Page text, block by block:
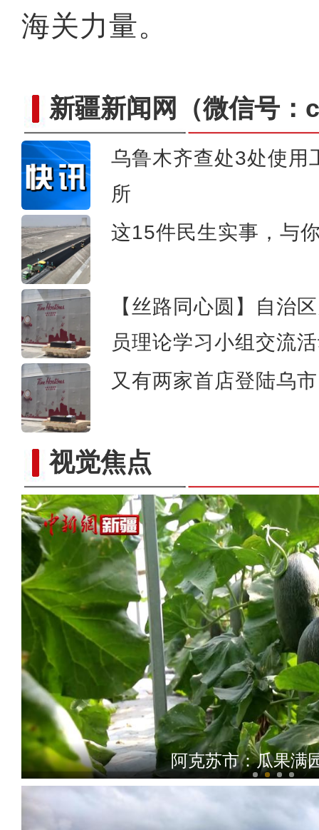
海关力量。
新疆新闻网 （微信号
乌鲁木齐查处3处使用
所
这15件民生实事，与
【丝路同心圆】自治
员理论学习小组交流
又有两家首店登陆乌
视觉焦点
阿克苏市：瓜果满